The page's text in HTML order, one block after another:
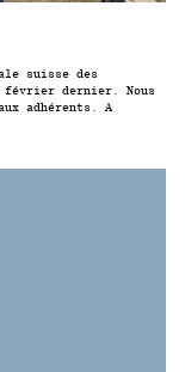
suisse des
février dernier. Nous
adhérents. A